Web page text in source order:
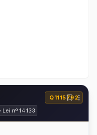
Q1115792
nº 14.133 de 2021